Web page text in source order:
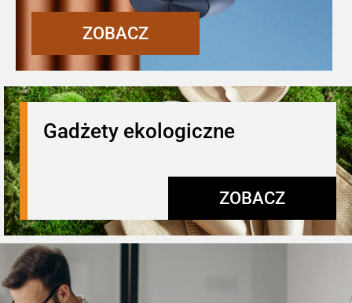
ZOBACZ
Gadżety ekologiczne
ZOBACZ